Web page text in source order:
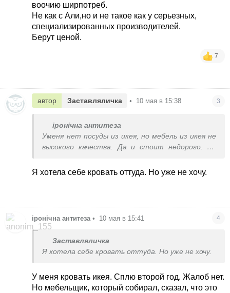
воочию ширпотреб.
Не как с Али,но и не такое как у серьезных,
специализированных производителей.
Берут ценой.
7
автор Заставляличка • 10 мая в 15:38 3
іронічна антитеза
Уменя нет посуды из икея, но мебель из икея не
высокого качества. Да и стоит недорого. Не
копейки
Я хотела себе кровать оттуда. Но уже не хочу.
іронічна антитеза • 10 мая в 15:41 4
Заставляличка
Я хотела себе кровать оттуда. Но уже не хочу.
У меня кровать икея. Сплю второй год. Жалоб нет.
Но мебельщик, который собирал, сказал, что это